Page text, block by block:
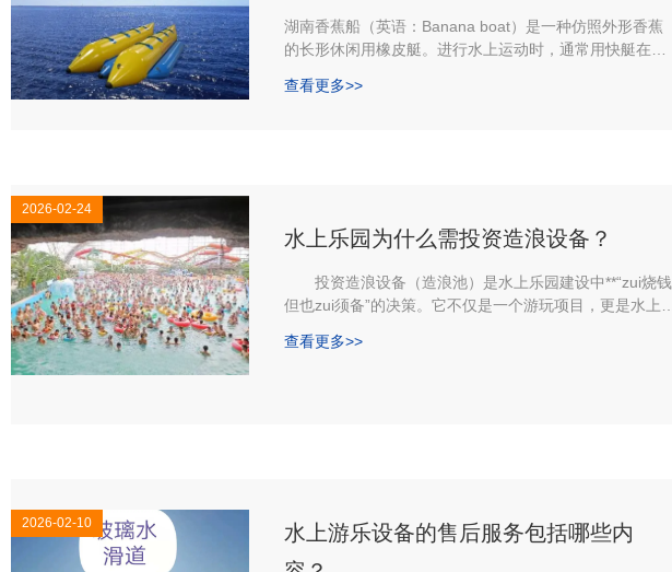
湖南香蕉船（英语：Banana boat）是一种仿照外形香蕉
的长形休闲用橡皮艇。进行水上运动时，通常用快艇在前
衡力。香蕉船上有绳给与游戏者紧握。当玩香蕉船时有必
查看更多>>
2026-02-24
水上乐园为什么需投资造浪设备？
投资造浪设备（造浪池）是水上乐园建设中**“zui烧钱
但也zui须备”的决策。它不仅是一个游玩项目，更是水上乐
厂家工作人员讲解须投资造浪设备的六大核心商业逻辑：
查看更多>>
2026-02-10
水上游乐设备的售后服务包括哪些内